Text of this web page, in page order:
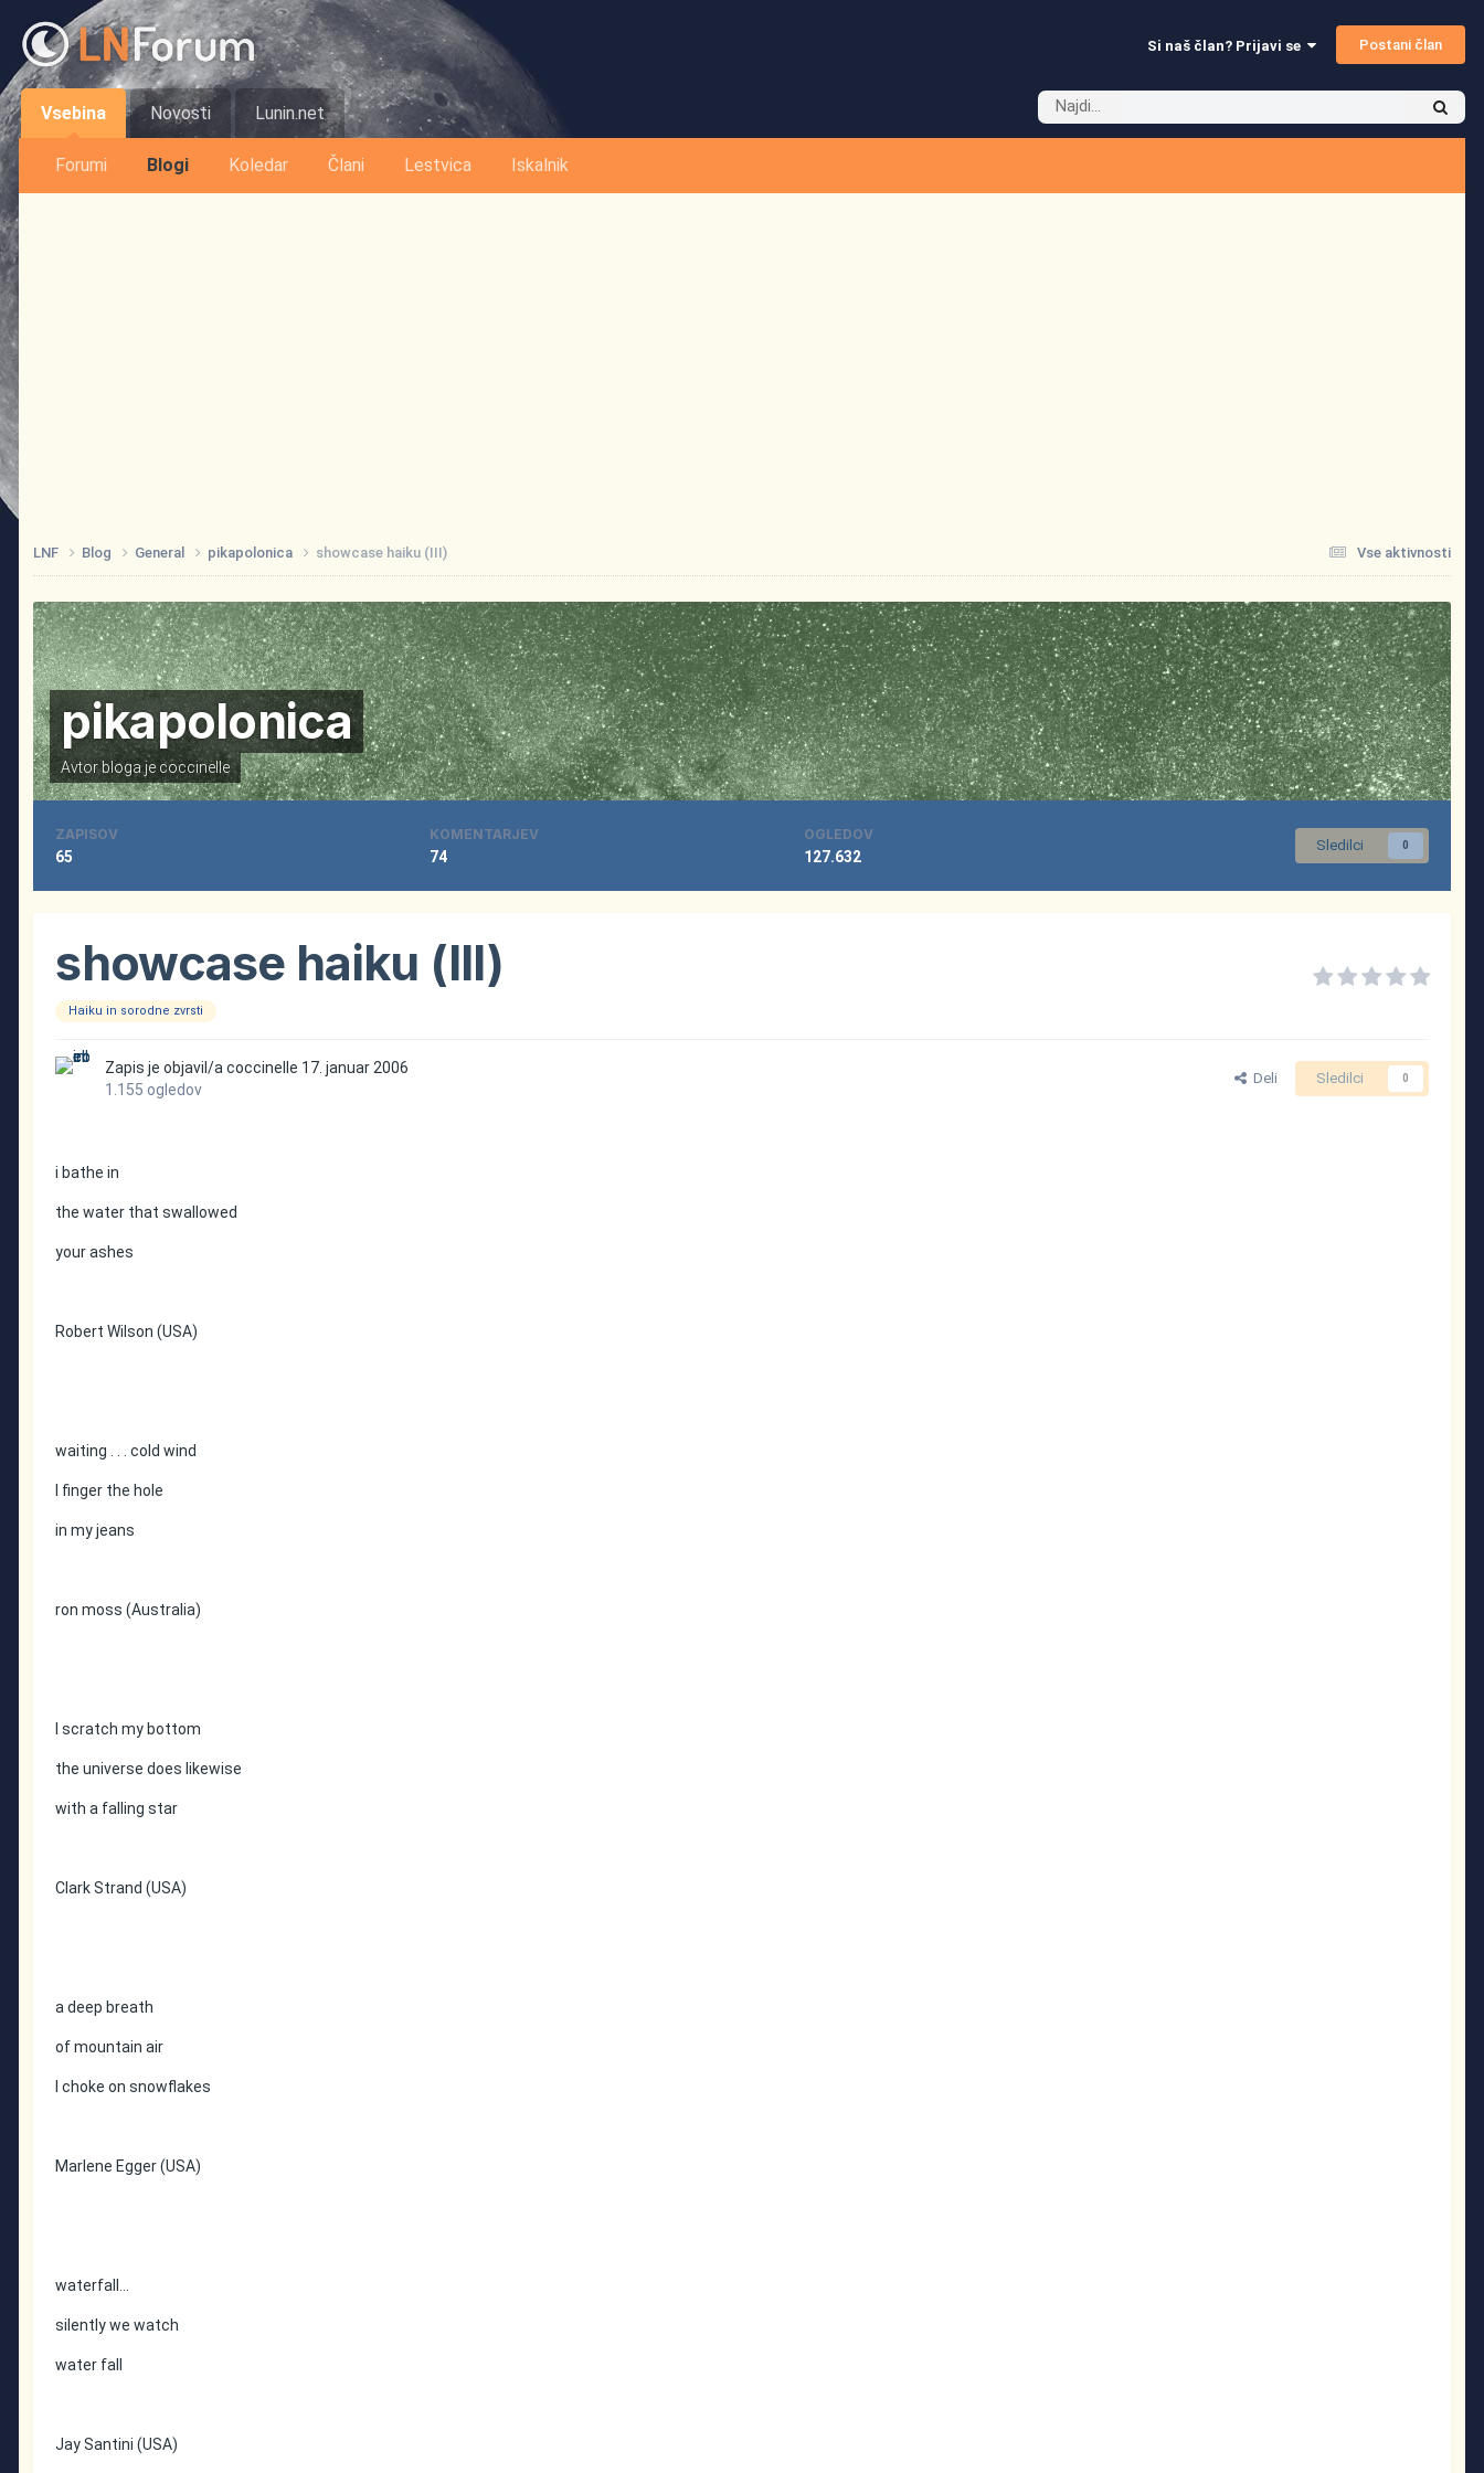
Si naš član? Prijavi se Postani član
Vsebina
Forumi Blogi Koledar Člani Lestvica Iskalnik
Novosti Lunin.net
Vse aktivnosti
LNF Blog General pikapolonica showcase haiku (III)
pikapolonica
Avtor bloga jecoccinelle
Sledilci 0
ZAPISOV
65
KOMENTARJEV
74
OGLEDOV
127.632
showcase haiku (III)
Haiku in sorodne zvrsti
Zapis je objavil/acoccinelle 17. januar 2006
1.155 ogledov
Deli Sledilci 0
i bathe in
the water that swallowed
your ashes
Robert Wilson (USA)
waiting . . . cold wind
I finger the hole
in my jeans
ron moss (Australia)
I scratch my bottom
the universe does likewise
with a falling star
Clark Strand (USA)
a deep breath
of mountain air
I choke on snowflakes
Marlene Egger (USA)
waterfall...
silently we watch
water fall
Jay Santini (USA)